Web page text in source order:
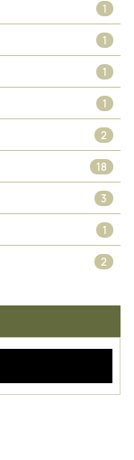
1
1
1
1
2
18
3
1
2